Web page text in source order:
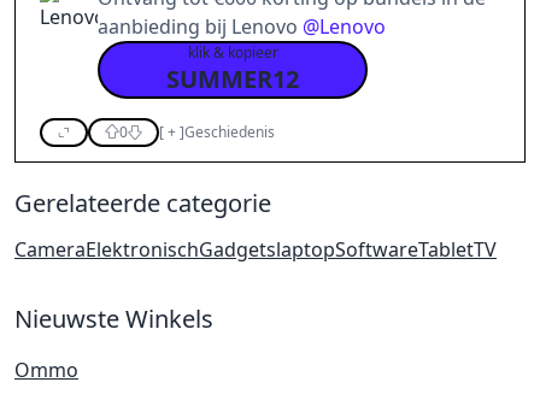
aanbieding bij Lenovo @Lenovo
klik & kopieer
SUMMER12
0 [+]Geschiedenis
Gerelateerde categorie
CameraElektronischGadgetslaptopSoftwareTabletTV
Nieuwste Winkels
Ommo